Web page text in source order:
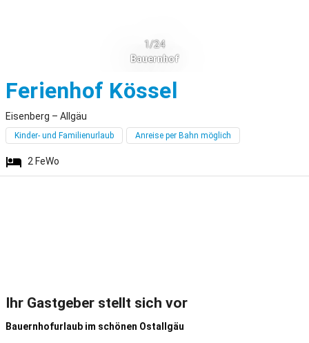
1/24
Bauernhof
Ferienhof KösselEisenberg
Eisenberg – Allgäu
Kinder- und Familienurlaub Anreise per Bahn möglich
2 FeWo
Ihr Gastgeber stellt sich vor
Bauernhofurlaub im schönen Ostallgäu